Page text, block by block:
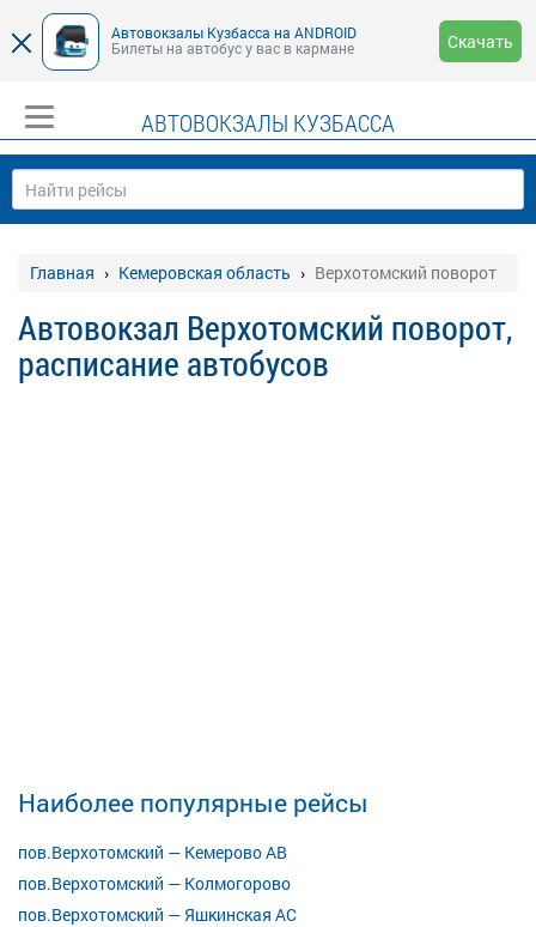
Автовокзалы Кузбасса на ANDROID
Билеты на автобус у вас в кармане
Скачать
АВТОВОКЗАЛЫ КУЗБАССА
Главная Кемеровская область Верхотомский поворот
Автовокзал Верхотомский поворот,
расписание автобусов
Наиболее популярные рейсы
пов.Верхотомский — Кемерово АВ
пов.Верхотомский — Колмогорово
пов.Верхотомский — Яшкинская АС